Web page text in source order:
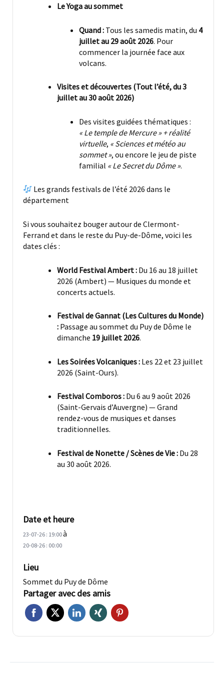
Le Yoga au sommet
Quand : Tous les samedis matin, du 4
juillet au 29 août 2026. Pour
commencer la journée face aux
volcans.
Visites et découvertes (Tout l’été, du 3
juillet au 30 août 2026)
Des visites guidées thématiques :
« Le temple de Mercure » + réalité
virtuelle, « Sciences et météo au
sommet », ou encore le jeu de piste
familial « Le Secret du Dôme ».
Les grands festivals de l’été 2026 dans le
département
Si vous souhaitez bouger autour de Clermont-
Ferrand et dans le reste du Puy-de-Dôme, voici les
dates clés :
World Festival Ambert : Du 16 au 18 juillet
2026 (Ambert) — Musiques du monde et
concerts actuels.
Festival de Gannat (Les Cultures du Monde)
: Passage au sommet du Puy de Dôme le
dimanche 19 juillet 2026.
Les Soirées Volcaniques : Les 22 et 23 juillet
2026 (Saint-Ours).
Festival Comboros : Du 6 au 9 août 2026
(Saint-Gervais d’Auvergne) — Grand
rendez-vous de musiques et danses
traditionnelles.
Festival de Nonette / Scènes de Vie : Du 28
au 30 août 2026.
Date et heure
23-07-26 : 19:00à
20-08-26 : 00:00
Lieu
Sommet du Puy de Dôme
Partager avec des amis